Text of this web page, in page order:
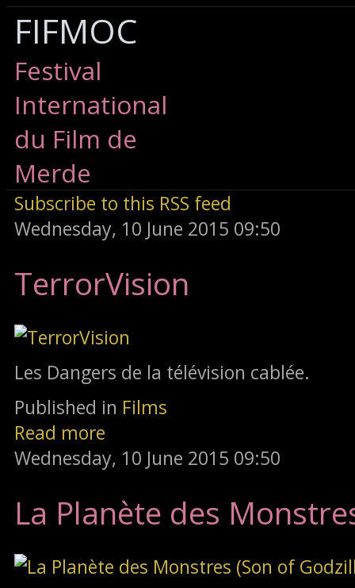
FIFMOC
Festival
International
du Film de
Merde
Subscribe to this RSS feed
Wednesday, 10 June 2015 09:50
TerrorVision
Les Dangers de la télévision cablée.
Published in Films
Read more
Wednesday, 10 June 2015 09:50
La Planète des